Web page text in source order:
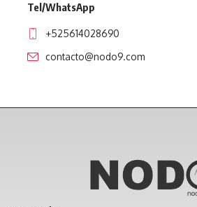
Tel/WhatsApp
+525614028690
contacto@nodo9.com